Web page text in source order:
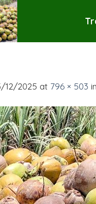
12/2025 at 796 × 503 in